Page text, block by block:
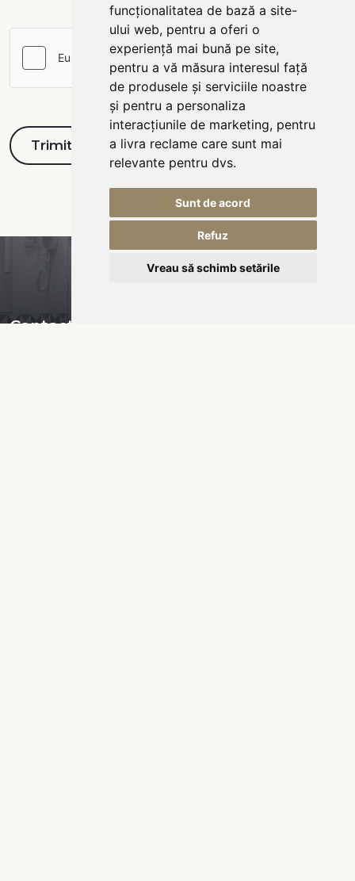
funcționalitatea de bază a site-
ului web, pentru a oferi o
experiență mai bună pe site,
pentru a vă măsura interesul față
de produsele și serviciile noastre
și pentru a personaliza
interacțiunile de marketing, pentru
a livra reclame care sunt mai
relevante pentru dvs.
Sunt de acord
Refuz
Vreau să schimb setările
Contact